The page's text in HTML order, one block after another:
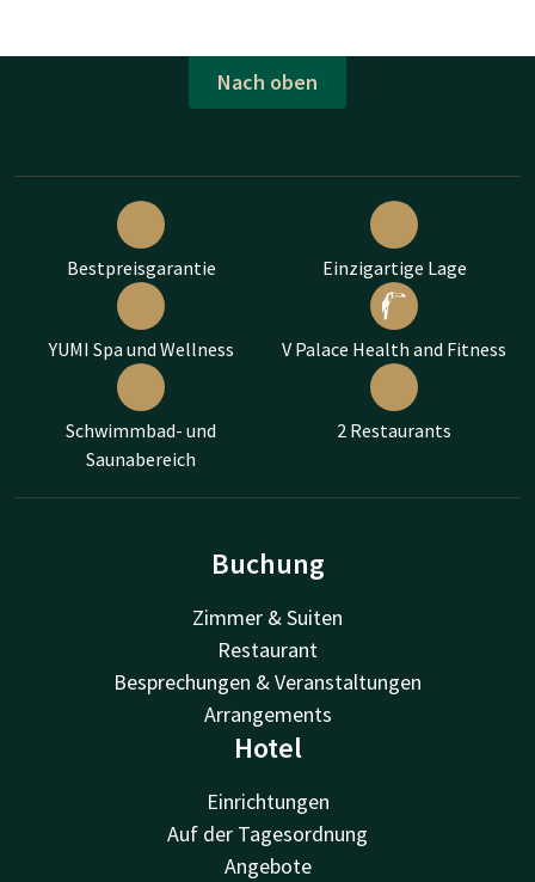
Nach oben
Bestpreisgarantie Einzigartige Lage
YUMI Spa und Wellness V Palace Health and Fitness
Schwimmbad- und
Saunabereich
2 Restaurants
Buchung
Zimmer & Suiten
Restaurant
Besprechungen & Veranstaltungen
Arrangements
Hotel
Einrichtungen
Auf der Tagesordnung
Angebote